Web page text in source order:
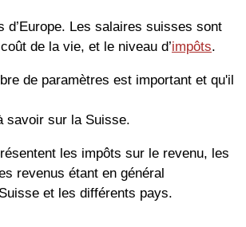
Les salaires suisses sont
de la vie, et le niveau d’impôts.
de paramètres est important et qu'il
savoir sur la Suisse.
les impôts sur le revenu, les
revenus étant en général
et les différents pays.